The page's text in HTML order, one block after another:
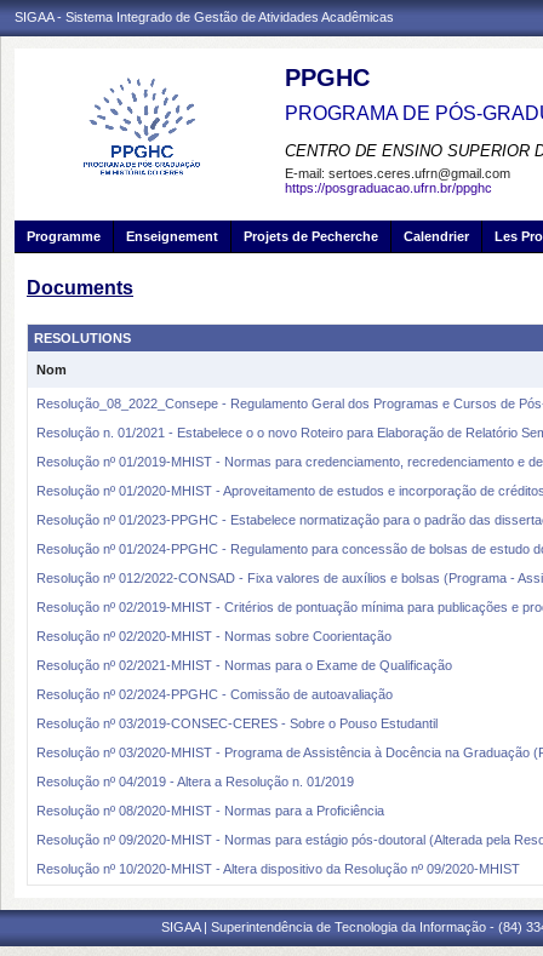
SIGAA - Sistema Integrado de Gestão de Atividades Acadêmicas
PPGHC
PROGRAMA DE PÓS-
CENTRO DE ENSINO SUPERIOR
E-mail: sertoes.ceres.ufrn@gmail.com
https://posgraduacao.ufrn.br/ppghc
Programme Enseignement Projets de Pecherche Calendrier Les
Documents
RESOLUTIONS
Nom
Resolução_08_2022_Consepe - Regulamento Geral dos Programas e Cursos de
Resolução n. 01/2021 - Estabelece o o novo Roteiro para Elaboração de Relatório
Resolução nº 01/2019-MHIST - Normas para credenciamento, recredenciamento e
Resolução nº 01/2020-MHIST - Aproveitamento de estudos e incorporação de
Resolução nº 01/2023-PPGHC - Estabelece normatização para o padrão das
Resolução nº 01/2024-PPGHC - Regulamento para concessão de bolsas de estudo
Resolução nº 012/2022-CONSAD - Fixa valores de auxílios e bolsas (Programa -
Resolução nº 02/2019-MHIST - Critérios de pontuação mínima para publicações e
Resolução nº 02/2020-MHIST - Normas sobre Coorientação
Resolução nº 02/2021-MHIST - Normas para o Exame de Qualificação
Resolução nº 02/2024-PPGHC - Comissão de autoavaliação
Resolução nº 03/2019-CONSEC-CERES - Sobre o Pouso Estudantil
Resolução nº 03/2020-MHIST - Programa de Assistência à Docência na Graduação
Resolução nº 04/2019 - Altera a Resolução n. 01/2019
Resolução nº 08/2020-MHIST - Normas para a Proficiência
Resolução nº 09/2020-MHIST - Normas para estágio pós-doutoral (Alterada pela
Resolução nº 10/2020-MHIST - Altera dispositivo da Resolução nº 09/2020-MHIST
SIGAA | Superintendência de Tecnologia da Informação - (84)